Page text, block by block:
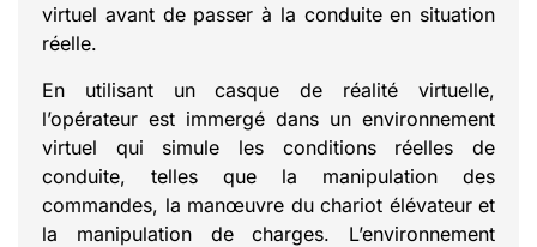
virtuel avant de passer à la conduite en situation
réelle.
En utilisant un casque de réalité virtuelle,
l’opérateur est immergé dans un environnement
virtuel qui simule les conditions réelles de
conduite, telles que la manipulation des
commandes, la manœuvre du chariot élévateur et
la manipulation de charges. L’environnement